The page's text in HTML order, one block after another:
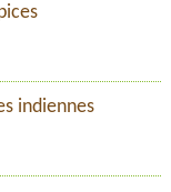
indiennes